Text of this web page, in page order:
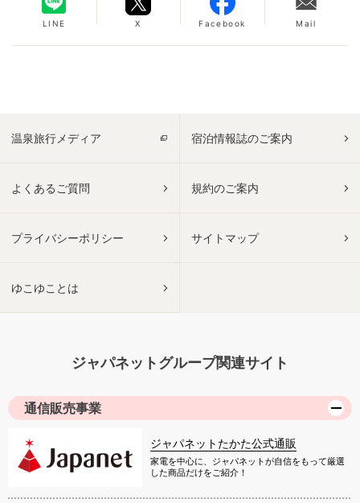
LINE X Facebook Mail
温泉旅行メディア 宿泊情報誌のご案内
よくあるご質問 規約のご案内
プライバシーポリシー サイトマップ
ゆこゆことは
ジャパネットグループ関連サイト
通信販売事業
ジャパネットたかた公式通販
家電を中心に、ジャパネットが自信をもって厳選
した商品だけをご紹介！